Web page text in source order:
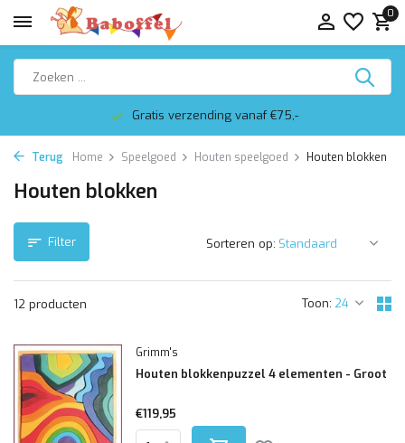
0
Gratis verzending vanaf €75,-
Terug Home Speelgoed Houten speelgoed Houten blokken
Houten blokken
Filter
12 producten Toon:
Sorteren op:
Grimm's
Houten blokkenpuzzel 4 elementen - Groot
€119,95